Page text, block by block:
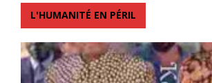
L'HUMANITÉ EN PÉRIL